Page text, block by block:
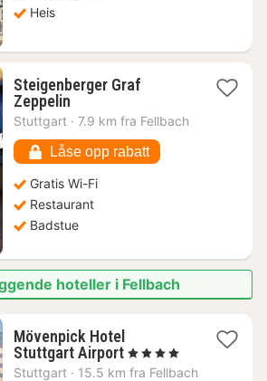
Heis
Steigenberger Graf
Zeppelin1
natt
1409
kr.
Stuttgart · 7.9 km fra Fellbach
Låse opp rabatt
Gratis Wi-Fi
Restaurant
Badstue
hoteller i Fellbach
Mövenpick Hotel
Stuttgart Airport2
netter
, 4 Stjerner
Stuttgart · 15.5 km fra Fellbach